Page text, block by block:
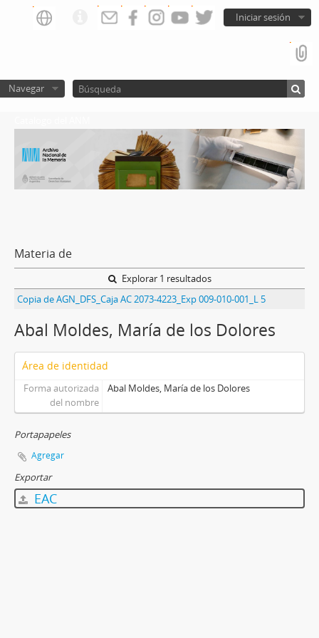
Iniciar sesión
Navegar
Materia de
Explorar 1 resultados
Copia de AGN_DFS_Caja AC 2073-4223_Exp 009-010-001_L 5
Abal Moldes, María de los Dolores
Área de identidad
Forma autorizada
del nombre
Abal Moldes, María de los Dolores
Portapapeles
Agregar
Exportar
EAC